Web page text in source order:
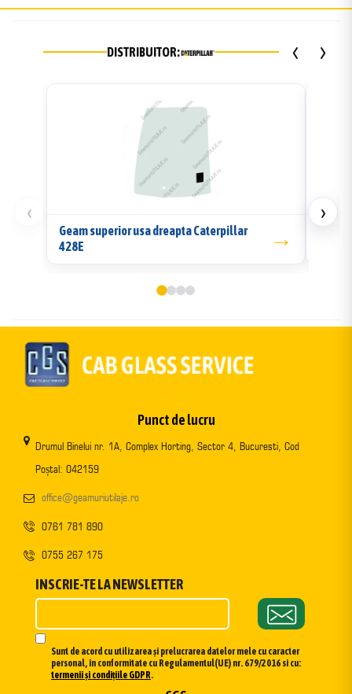
DISTRIBUITOR: ‹ ›
‹
Geam superior usa dreapta Caterpillar
428E
→
›
Punct de lucru
Drumul Binelui nr. 1A, Complex Horting, Sector 4, Bucuresti, Cod
Poștal: 042159
office@geamuriutilaje.ro
0761 781 890
0755 267 175
INSCRIE-TE LA NEWSLETTER
Sunt de acord cu utilizarea și prelucrarea datelor mele cu caracter
personal, în conformitate cu Regulamentul(UE) nr. 679/2016 si cu:
termenii și condițiile GDPR.